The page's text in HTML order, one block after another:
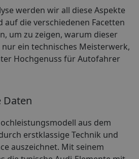
werden wir all diese Aspekte
auf die verschiedenen Facetten
um zu zeigen, warum dieser
ein technisches Meisterwerk,
Hochgenuss für Autofahrer
Daten
aus dem
erstklassige Technik und
auszeichnet. Mit seinem